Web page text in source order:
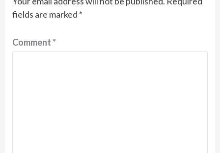
fields are marked *
Comment*